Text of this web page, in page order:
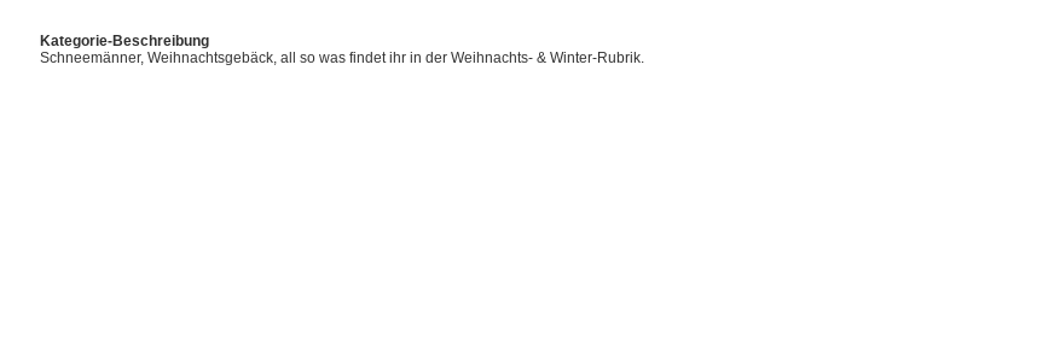
Kategorie-Beschreibung
Schneemänner, Weihnachtsgebäck, all so was findet ihr in der Weihnachts- & Winter-Rubrik.